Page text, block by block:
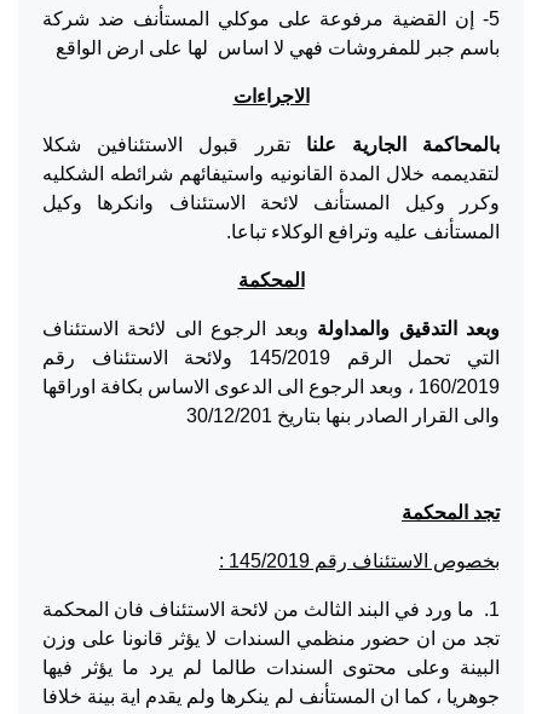
5- إن القضية مرفوعة على موكلي المستأنف ضد شركة
باسم جبر للمفروشات فهي لا اساس لها على ارض الواقع
الاجراءات
بالمحاكمة الجارية علنا تقرر قبول الاستئنافين شكلا
لتقديممه خلال المدة القانونيه واستيفائهم شرائطه الشكليه
وكرر وكيل المستأنف لائحة الاستئناف وانكرها وكيل
المستأنف عليه وترافع الوكلاء تباعا.
المحكمة
وبعد التدقيق والمداولة وبعد الرجوع الى لائحة الاستئناف
التي تحمل الرقم 145/2019 ولائحة الاستئناف رقم
160/2019 ، وبعد الرجوع الى الدعوى الاساس بكافة اوراقها
والى القرار الصادر بنها بتاريخ 30/12/201
تجد المحكمة
بخصوص الاستئناف رقم 145/2019 :
1. ما ورد في البند الثالث من لائحة الاستئناف فان المحكمة
تجد من ان حضور منظمي السندات لا يؤثر قانونا على وزن
البينة وعلى محتوى السندات طالما لم يرد ما يؤثر فيها
جوهريا ، كما ان المستأنف لم ينكرها ولم يقدم اية بينة خلافا